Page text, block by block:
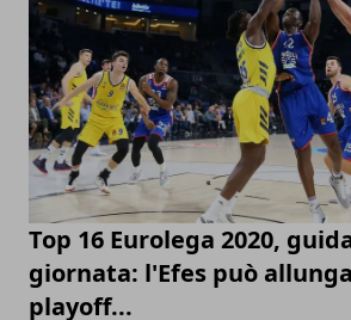
Top 16 Eurolega 2020,
giornata: l'Efes può
playoff...